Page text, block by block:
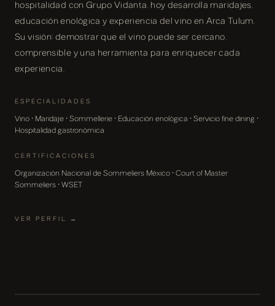
hospitalidad con Grupo Vidanta, hoy desarrolla maridajes,
educación enológica y experiencia del vino en Arca Tulum.
Su visión: demostrar que el vino puede ser cercano,
comprensible y una herramienta para enriquecer cada
experiencia.
ESPECIALIDADES
Vino · Maridaje · Sommellerie · Educación enológica · Servicio fine dining ·
Hospitalidad gastronómica
CERTIFICACIONES
Organización Nacional de Sommeliers México · Court of Master
Sommeliers · WSET
VER PERFIL →